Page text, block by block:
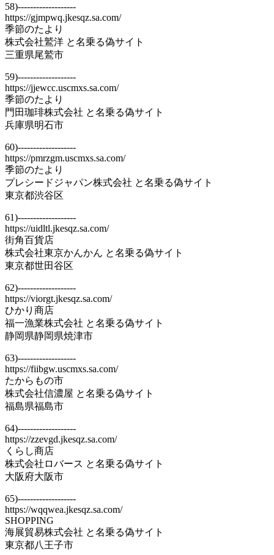
58)-------------------
https://gjmpwq.jkesqz.sa.com/
季節のたより
株式会社鷲洋 と名乗る偽サイト
三重県尾鷲市
59)-------------------
https://jjewcc.uscmxs.sa.com/
季節のたより
門田珈琲株式会社 と名乗る偽サイト
兵庫県明石市
60)-------------------
https://pmrzgm.uscmxs.sa.com/
季節のたより
プレシードジャパン株式会社 と名乗る偽サイト
東京都渋谷区
61)-------------------
https://uidltl.jkesqz.sa.com/
街角百貨店
株式会社東京かんかん と名乗る偽サイト
東京都世田谷区
62)-------------------
https://viorgt.jkesqz.sa.com/
ひかり商店
福一漁業株式会社 と名乗る偽サイト
静岡県静岡県焼津市
63)-------------------
https://fiibgw.uscmxs.sa.com/
たからもの市
株式会社信濃屋 と名乗る偽サイト
福島県福島市
64)-------------------
https://zzevgd.jkesqz.sa.com/
くらし商店
株式会社ロバース と名乗る偽サイト
大阪府大阪市
65)-------------------
https://wqqwea.jkesqz.sa.com/
SHOPPING
海展貿易株式会社 と名乗る偽サイト
東京都八王子市